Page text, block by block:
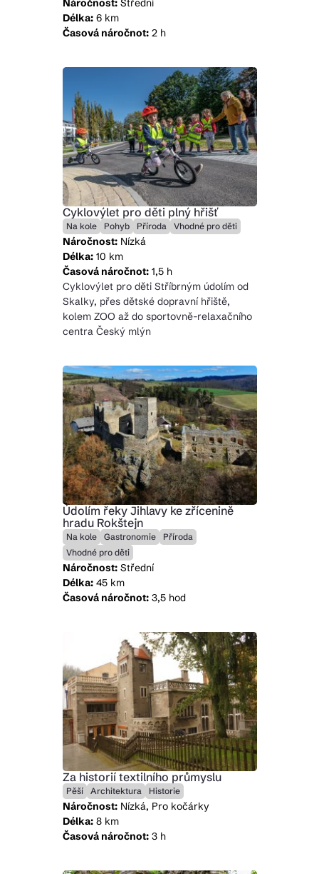
Délka:6 km
Časová náročnot:2 h
Cyklovýlet pro děti plný hřišť
Na kole Pohyb Příroda Vhodné pro děti
Náročnost:Nízká
Délka:10 km
Časová náročnot:1,5 h
Cyklovýlet pro děti Stříbrným údolím od
Skalky, přes dětské dopravní hřiště,
kolem ZOO až do sportovně-relaxačního
centra Český mlýn
Údolím řeky Jihlavy ke zřícenině
hradu Rokštejn
Na kole Gastronomie
Příroda
Vhodné pro děti
Náročnost:Střední
Délka:45 km
Časová náročnot:3,5 hod
Za historií textilního průmyslu
Pěší Architektura Historie
Náročnost:Nízká, Pro kočárky
Délka:8 km
Časová náročnot:3 h